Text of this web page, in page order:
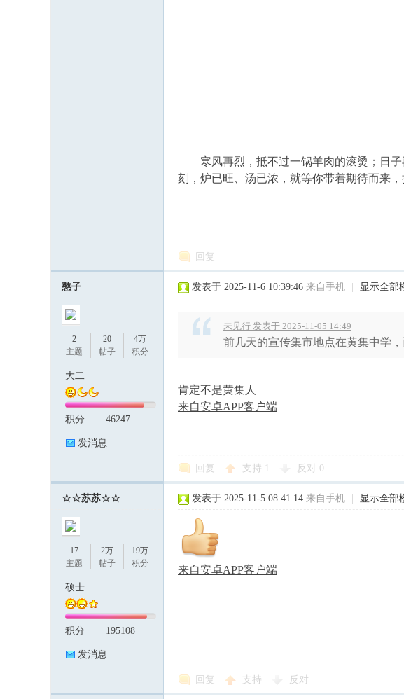
寒风再烈，抵不过一锅羊肉的滚烫；日子
刻，炉已旺、汤已浓，就等你带着期待而来
回复
憨子
2
主题
20
帖子
4万
积分
大二
积分 46247
发消息
发表于 2025-11-6 10:39:46 来自手机 显示全部
未见行 发表于 2025-11-05 14:49
前几天的宣传集市地点在黄集中学
肯定不是黄集人
来自安卓APP客户端
回复 支持 反对 0
☆☆苏苏☆☆
17
主题
2万
帖子
19万
积分
硕士
积分 195108
发消息
发表于 2025-11-5 08:41:14 来自手机 显示全部
来自安卓APP客户端
回复 支持 反对